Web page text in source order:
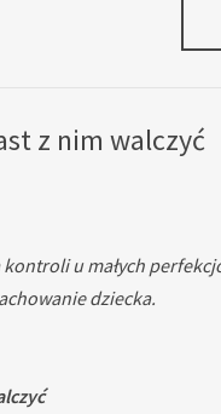
z nim walczyć
u małych
dziecka.